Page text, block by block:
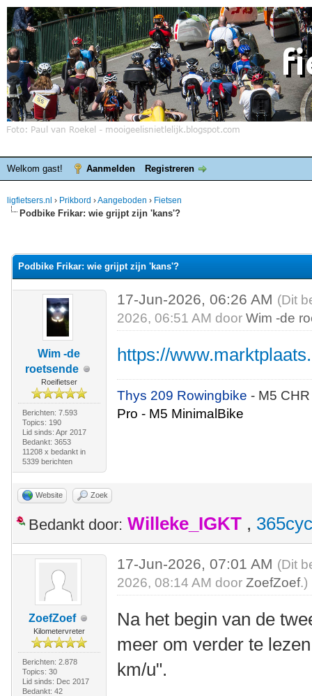
Welkom gast! Aanmelden Registreren
ligfietsers.nl › Prikbord ›Aangeboden › Fietsen
Podbike Frikar: wie grijpt zijn 'kans'?
Podbike Frikar: wie grijpt zijn 'kans'?
Wim -de
roetsende
Roeifietser
Berichten: 7.593
Topics: 190
Lid sinds: Apr 2017
Bedankt: 3653
11208 x bedankt in
5339 berichten
17-Jun-2026, 06:26 AM (Dit
2026, 06:51 AM doorWim -de
https://
Thys 209 Rowingbike- M5
Pro - M5 MinimalBike
Website Zoek
Bedankt door: Willeke_IGKT ,
ZoefZoef
Kilometervreter
Berichten: 2.878
Topics: 30
Lid sinds: Dec 2017
Bedankt: 42
17-Jun-2026, 07:01 AM (Dit
2026, 08:14 AM doorZoefZoef.)
Na het begin van de
meer om verder te
km/u".